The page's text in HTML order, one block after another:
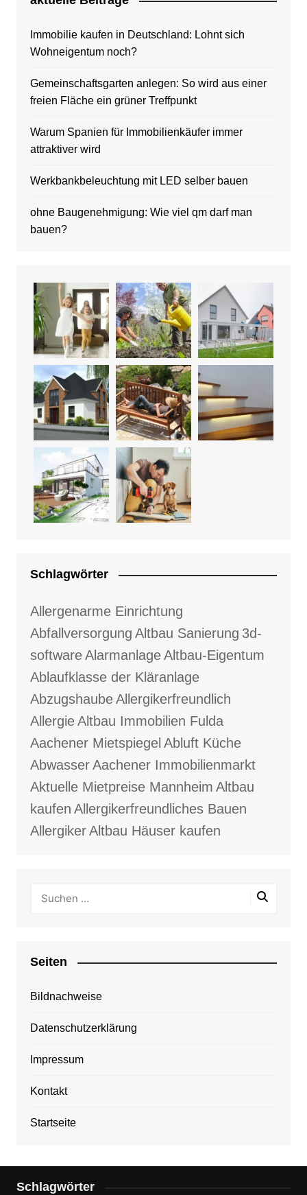
Immobilie kaufen in Deutschland: Lohnt sich
Wohneigentum noch?
Gemeinschaftsgarten anlegen: So wird aus einer
freien Fläche ein grüner Treffpunkt
Warum Spanien für Immobilienkäufer immer
attraktiver wird
Werkbankbeleuchtung mit LED selber bauen
ohne Baugenehmigung: Wie viel qm darf man
bauen?
Schlagwörter
Allergenarme Einrichtung
Abfallversorgung Altbau Sanierung 3d-
softwareAlarmanlageAltbau-Eigentum
Ablaufklasse der Kläranlage
AbzugshaubeAllergikerfreundlich
AllergieAltbau Immobilien Fulda
Aachener Mietspiegel Abluft Küche
AbwasserAachener Immobilienmarkt
Aktuelle Mietpreise Mannheim Altbau
kaufen Allergikerfreundliches Bauen
AllergikerAltbau Häuser kaufen
Seiten
Bildnachweise
Datenschutzerklärung
Impressum
Kontakt
Startseite
Schlagwörter